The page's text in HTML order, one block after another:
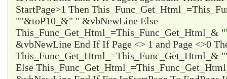
StartPage>1 Then
""&toP10_&" " &vbNewLine Else
This_Func_Get_Html_=This_Func_Get_Html_& "
&vbNewLine End If If Page <> 1 and Page <>0
This_Func_Get_Html_=This_Func_Get_Html_& "
Else